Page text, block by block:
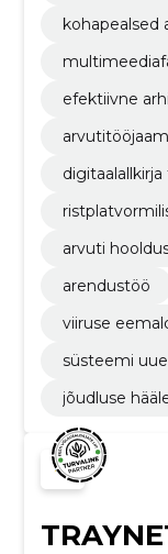
kohapealsed
efektiivne
arvuti
arendustöö
viiruse
süsteemi
jõudluse